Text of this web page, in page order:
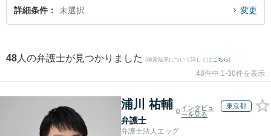
る札幌市内の弁護士に相談予約したい』などでお困りの相談者さんにおすすめ
詳細条件 未選択 変更
48 人の弁護士が見つかりました (検索結果について詳しくは こちら)
48件中 1-30件を表示
浦川 祐輔
弁護士
インタビュ
ーを見る
東京都
弁護士法人エッグ